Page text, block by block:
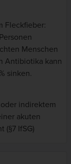
Fleckfieber:
Menschen
Antibiotika kann
sinken.
indirektem
akuten
(§7 IfSG)